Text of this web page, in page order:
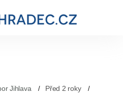
Jihlava Před 2 roky